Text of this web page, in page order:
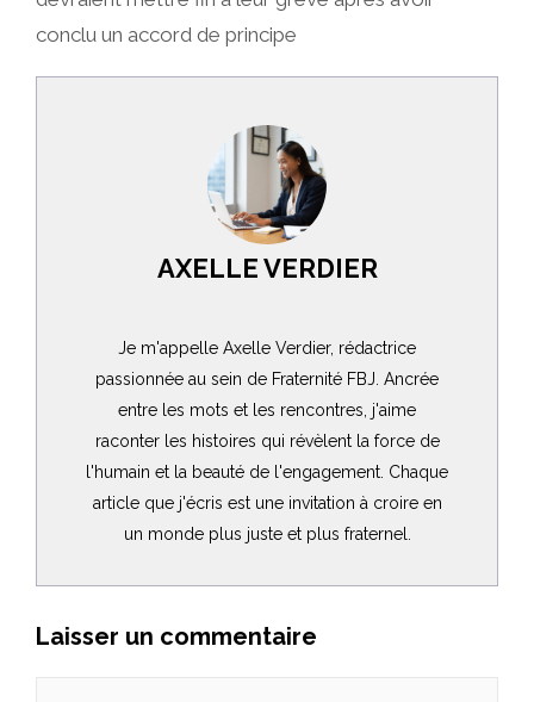
conclu un accord de principe
AXELLE VERDIER
Je m'appelle Axelle Verdier, rédactrice
passionnée au sein de Fraternité FBJ. Ancrée
entre les mots et les rencontres, j'aime
raconter les histoires qui révèlent la force de
l'humain et la beauté de l'engagement. Chaque
article que j'écris est une invitation à croire en
un monde plus juste et plus fraternel.
Laisser un commentaire